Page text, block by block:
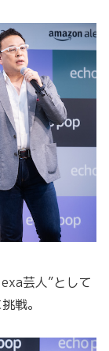
芸人”として
戦。